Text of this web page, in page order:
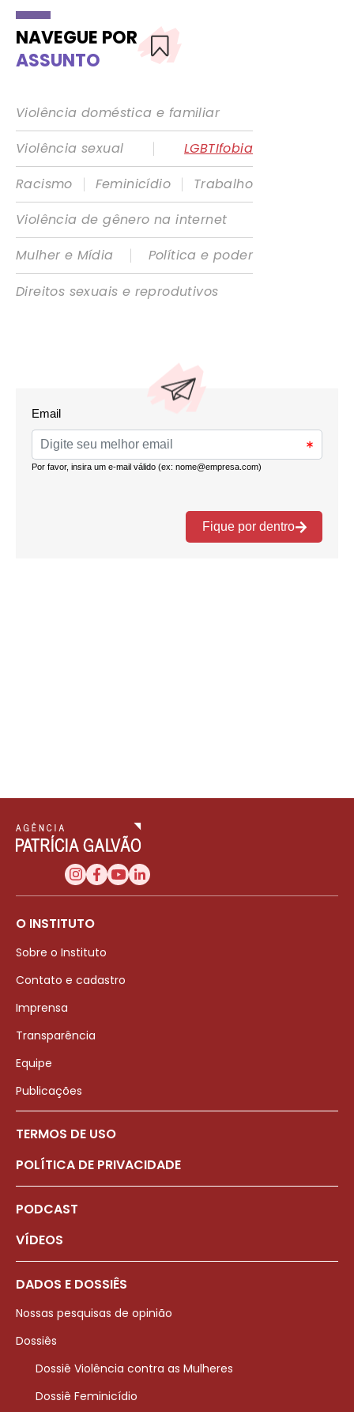
NAVEGUE POR
ASSUNTO
Violência doméstica e familiar
Violência sexual
|
LGBTIfobia
Racismo
| Feminicídio |
Trabalho
Violência de gênero na internet
Mulher e Mídia
|
Política e poder
Direitos sexuais e reprodutivos
O INSTITUTO
Sobre o Instituto
Contato e cadastro
Imprensa
Transparência
Equipe
Publicações
TERMOS DE USO
POLÍTICA DE PRIVACIDADE
PODCAST
VÍDEOS
DADOS E DOSSIÊS
Nossas pesquisas de opinião
Dossiês
Dossiê Violência contra as Mulheres
Dossiê Feminicídio